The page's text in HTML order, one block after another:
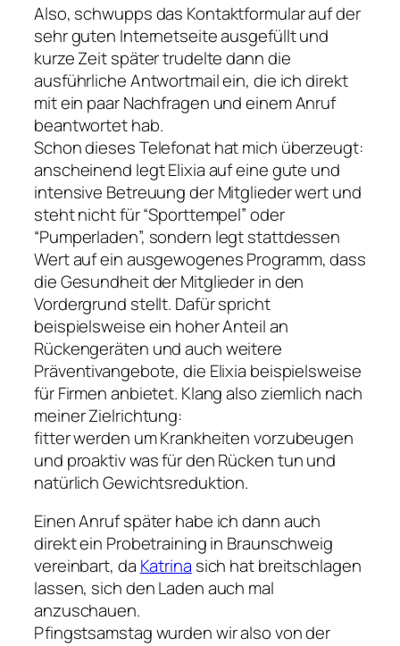
Also, schwupps das Kontaktformular auf der
sehr guten Internetseite ausgefüllt und
kurze Zeit später trudelte dann die
ausführliche Antwortmail ein, die ich direkt
mit ein paar Nachfragen und einem Anruf
beantwortet hab.
Schon dieses Telefonat hat mich überzeugt:
anscheinend legt Elixia auf eine gute und
intensive Betreuung der Mitglieder wert und
steht nicht für “Sporttempel” oder
“Pumperladen”, sondern legt stattdessen
Wert auf ein ausgewogenes Programm, dass
die Gesundheit der Mitglieder in den
Vordergrund stellt. Dafür spricht
beispielsweise ein hoher Anteil an
Rückengeräten und auch weitere
Präventivangebote, die Elixia beispielsweise
für Firmen anbietet. Klang also ziemlich nach
meiner Zielrichtung:
fitter werden um Krankheiten vorzubeugen
und proaktiv was für den Rücken tun und
natürlich Gewichtsreduktion.
Einen Anruf später habe ich dann auch
direkt ein Probetraining in Braunschweig
vereinbart, da Katrina sich hat breitschlagen
lassen, sich den Laden auch mal
anzuschauen.
Pfingstsamstag wurden wir also von der